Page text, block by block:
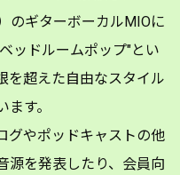
のギターボーカルMIOに
ッドルームポップ"とい
を超えた自由なスタイル
す。
グやポッドキャストの他
源を発表したり、会員向